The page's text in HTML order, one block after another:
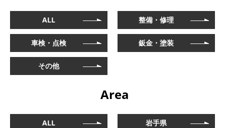
ALL 整備・修理
車検・点検 鈑金・塗装
その他
Area
ALL 岩手県